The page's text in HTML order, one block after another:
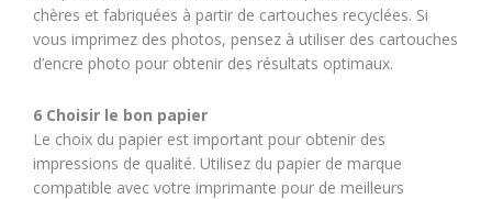
chères et fabriquées à partir de cartouches recyclées. Si
vous imprimez des photos, pensez à utiliser des cartouches
d’encre photo pour obtenir des résultats optimaux.
6 Choisir le bon papier
Le choix du papier est important pour obtenir des
impressions de qualité. Utilisez du papier de marque
compatible avec votre imprimante pour de meilleurs